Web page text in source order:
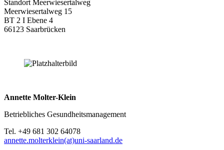
Standort Meerwiesertalweg
Meerwiesertalweg 15
BT 2 I Ebene 4
66123 Saarbrücken
Annette Molter-Klein
Betriebliches Gesundheitsmanagement
Tel. +49 681 302 64078
annette.molterklein(at)uni-saarland.de